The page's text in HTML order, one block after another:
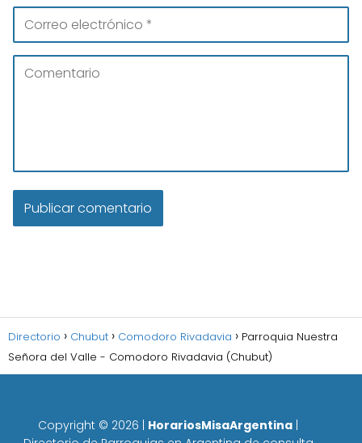
Directorio Chubut Comodoro Rivadavia
Parroquia Nuestra
Señora del Valle - Comodoro Rivadavia (Chubut)
Copyright © 2026 HorariosMisaArgentina